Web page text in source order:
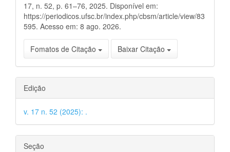
17, n. 52, p. 61–76, 2025. Disponível em:
https://periodicos.ufsc.br/index.php/cbsm/article/view/83
595. Acesso em: 8 ago. 2026.
Fomatos de Citação Baixar Citação
Edição
v. 17 n. 52 (2025): .
Seção